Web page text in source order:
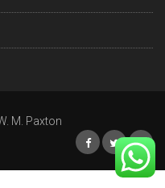
M. Paxton